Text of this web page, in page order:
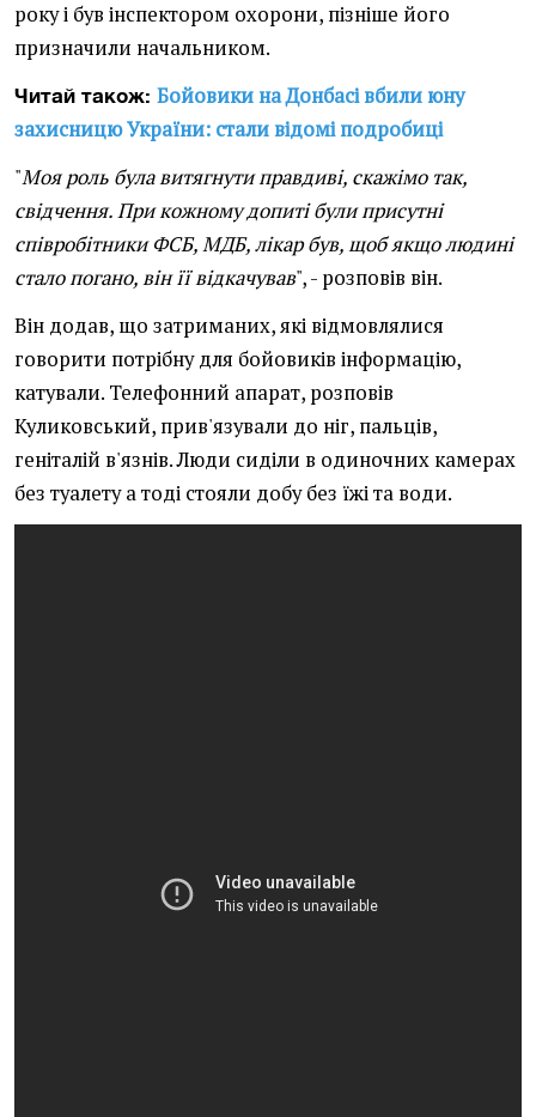
року і був інспектором охорони, пізніше його
призначили начальником.
Читай також: Бойовики на Донбасі вбили юну
захисницю України: стали відомі подробиці
"Моя роль була витягнути правдиві, скажімо так,
свідчення. При кожному допиті були присутні
співробітники ФСБ, МДБ, лікар був, щоб якщо людині
стало погано, вінїї відкачував", - розповів він.
Він додав, що затриманих, які відмовлялися
говорити потрібну для бойовиків інформацію,
катували. Телефонний апарат, розповів
Куликовський, прив'язували до ніг, пальців,
геніталій в'язнів. Люди сиділи в одиночних камерах
без туалету а тоді стояли добу без їжі та води.